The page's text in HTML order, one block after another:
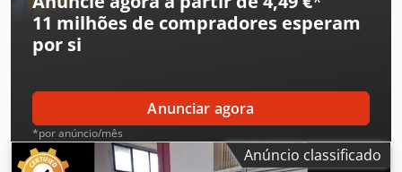
11 milhões de compradores esperam
por si
Anunciar agora
*por anúncio/mês
Anúncio classificado